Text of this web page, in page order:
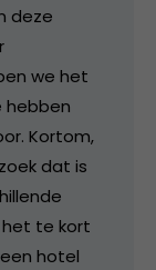
deze
we het
hebben
Kortom,
dat is
het te kort
hotel